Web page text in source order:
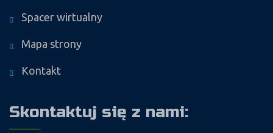
Spacer wirtualny
Mapa strony
Kontakt
Skontaktuj się z nami: